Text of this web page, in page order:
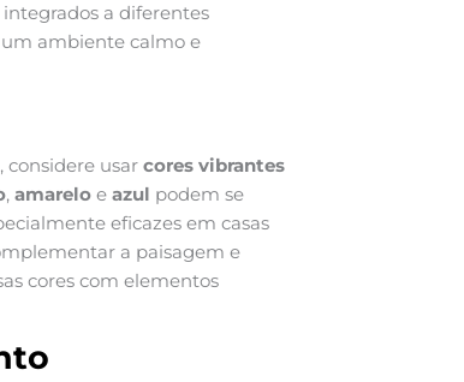
a diferentes
um ambiente calmo e
considere usar cores vibrantes
, amarelo e azul podem se
eficazes em casas
a paisagem e
cores com elementos